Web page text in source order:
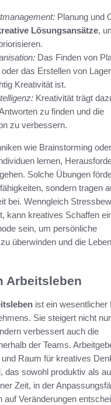
Planung und
Lösungsansätze,
Das Finden von
das Erstellen von
Kreativität ist.
Kreativität trägt
zu finden und die
zu verbessern.
wie Brainstorming
lernen,
Solche Übungen
sondern tragen
bei. Wenngleich
kann kreatives Schaffen
sein, um persönliche
überwinden und die
Arbeitsleben
ist ein wesentlicher
Sie steigert nicht
verbessert auch die
der Teams.
und Raum für kreatives
das sowohl produktiv als
Zeit, in der
auf Veränderungen